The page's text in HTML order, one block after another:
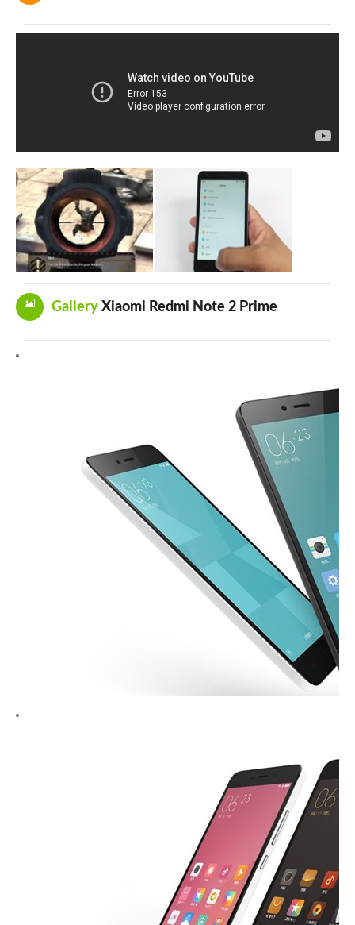
Gallery Xiaomi Redmi Note 2 Prime